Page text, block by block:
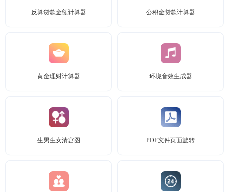
反算贷款金额计算器 公积金贷款计算器
黄金理财计算器 环境音效生成器
生男生女清宫图 PDF文件页面旋转